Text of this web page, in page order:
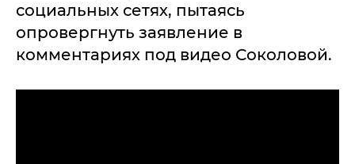
социальных сетях, пытаясь
опровергнуть заявление в
комментариях под видео Соколовой.